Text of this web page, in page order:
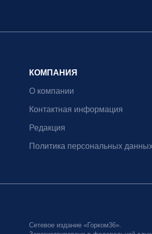
КОМПАНИЯ
О компании
Контактная информация
Редакция
Политика персональных
Сетевое издание «Горком36».